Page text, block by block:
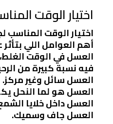
اختيار الوقت
اختيار الوقت
أهم العوامل اللي
العسل في الوقت
فيه نسبة كبيرة من
العسل سائل وغير
العسل هو لما النحل
العسل داخل خلايا
العسل جاف وسميك.